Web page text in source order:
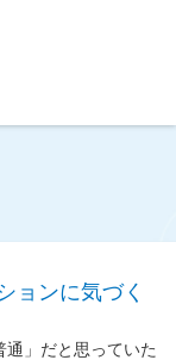
ョンに気づく
」だと思っていた